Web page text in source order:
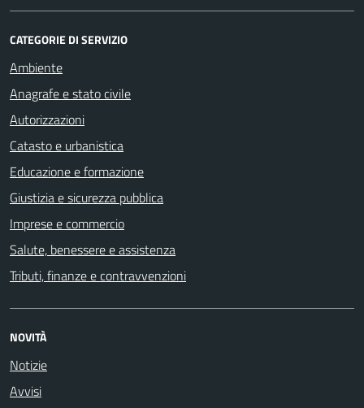
CATEGORIE DI SERVIZIO
Ambiente
Anagrafe e stato civile
Autorizzazioni
Catasto e urbanistica
Educazione e formazione
Giustizia e sicurezza pubblica
Imprese e commercio
Salute, benessere e assistenza
Tributi, finanze e contravvenzioni
NOVITÀ
Notizie
Avvisi